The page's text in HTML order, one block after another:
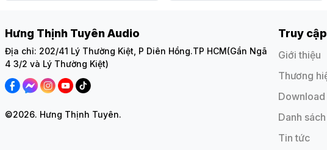
Hưng Thịnh Tuyên Audio
Địa chỉ: 202/41 Lý Thường Kiệt, P Diên Hồng.TP HCM(Gần Ngã
4 3/2 và Lý Thường Kiệt)
©2026. Hưng Thịnh Tuyên.
Truy
Giới thiệu
Thương
Download
Danh
Tin tức